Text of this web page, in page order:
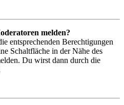
melden?
entsprechenden Berechtigungen
Schaltfläche in der Nähe des
Du wirst dann durch die